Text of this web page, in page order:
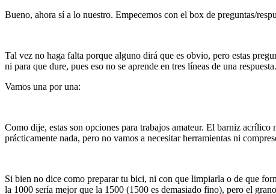
Bueno, ahora sí a lo nuestro. Empecemos con el box de preguntas/
Tal vez no haga falta porque alguno dirá que es obvio, pero estas
ni para que dure, pues eso no se aprende en tres líneas de una
Vamos una por una:
Como dije, estas son opciones para trabajos amateur. El barniz
prácticamente nada, pero no vamos a necesitar herramientas ni
Si bien no dice como preparar tu bici, ni con que limpiarla o de que
la 1000 sería mejor que la 1500 (1500 es demasiado fino), pero el